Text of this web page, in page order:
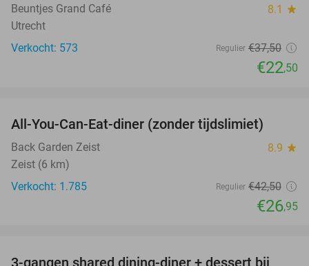
Beuntjes Grand Café 8.1 star
Utrecht
Verkocht: 573
Regulier €37,50
€22,50
All-You-Can-Eat-diner (zonder tijdslimiet)
Back Garden Zeist 8.9 star
Zeist (6 km)
Verkocht: 1.785
Regulier €42,50
€26,95
3-gangen shared dining-diner + dessert bij